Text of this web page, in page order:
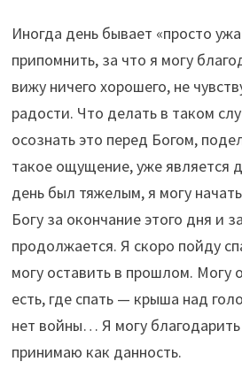
Иногда день бывает «просто
припомнить, за что я могу
вижу ничего хорошего, не
радости. Что делать в таком
осознать это перед Богом,
такое ощущение, уже является
день был тяжелым, я могу
Богу за окончание этого дня и
продолжается. Я скоро пойду
могу оставить в прошлом. Могу
есть, где спать — крыша над
нет войны… Я могу благодарить
принимаю как данность.